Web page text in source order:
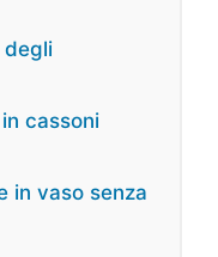
degli
cassoni
in vaso senza